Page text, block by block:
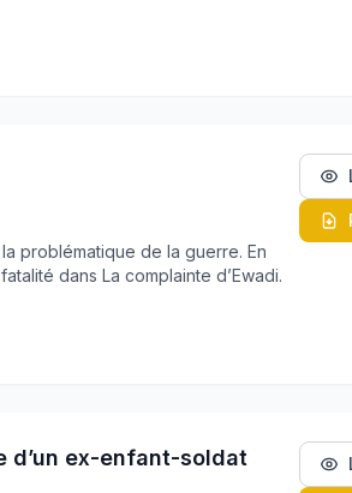
problématique de la guerre. En
dans La complainte d’Ewadi.
ex-enfant-soldat